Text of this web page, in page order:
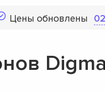
Цены обновлены
Digma